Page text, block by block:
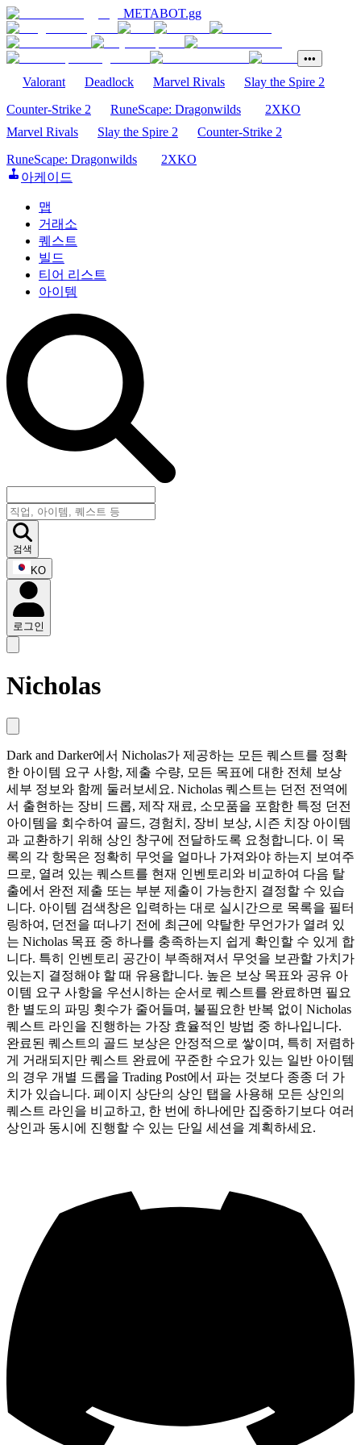
METABOT.gg
•••
Valorant Deadlock Marvel Rivals
Slay the Spire 2
Counter-Strike 2
RuneScape: Dragonwilds
2XKO
Marvel Rivals
Slay the Spire 2
Counter-Strike 2
RuneScape: Dragonwilds
2XKO
아케이드
맵
거래소
퀘스트
빌드
티어 리스트
아이템
검색
KO
로그인
Nicholas
Dark and Darker에서 Nicholas가 제공하는 모든 퀘스트를 정확
한 아이템 요구 사항, 제출 수량, 모든 목표에 대한 전체 보상
세부 정보와 함께 둘러보세요. Nicholas 퀘스트는 던전 전역에
서 출현하는 장비 드롭, 제작 재료, 소모품을 포함한 특정 던전
아이템을 회수하여 골드, 경험치, 장비 보상, 시즌 치장 아이템
과 교환하기 위해 상인 창구에 전달하도록 요청합니다. 이 목
록의 각 항목은 정확히 무엇을 얼마나 가져와야 하는지 보여주
므로, 열려 있는 퀘스트를 현재 인벤토리와 비교하여 다음 탈
출에서 완전 제출 또는 부분 제출이 가능한지 결정할 수 있습
니다. 아이템 검색창은 입력하는 대로 실시간으로 목록을 필터
링하여, 던전을 떠나기 전에 최근에 약탈한 무언가가 열려 있
는 Nicholas 목표 중 하나를 충족하는지 쉽게 확인할 수 있게 합
니다. 특히 인벤토리 공간이 부족해져서 무엇을 보관할 가치가
있는지 결정해야 할 때 유용합니다. 높은 보상 목표와 공유 아
이템 요구 사항을 우선시하는 순서로 퀘스트를 완료하면 필요
한 별도의 파밍 횟수가 줄어들며, 불필요한 반복 없이 Nicholas
퀘스트 라인을 진행하는 가장 효율적인 방법 중 하나입니다.
완료된 퀘스트의 골드 보상은 안정적으로 쌓이며, 특히 저렴하
게 거래되지만 퀘스트 완료에 꾸준한 수요가 있는 일반 아이템
의 경우 개별 드롭을 Trading Post에서 파는 것보다 종종 더 가
치가 있습니다. 페이지 상단의 상인 탭을 사용해 모든 상인의
퀘스트 라인을 비교하고, 한 번에 하나에만 집중하기보다 여러
상인과 동시에 진행할 수 있는 단일 세션을 계획하세요.